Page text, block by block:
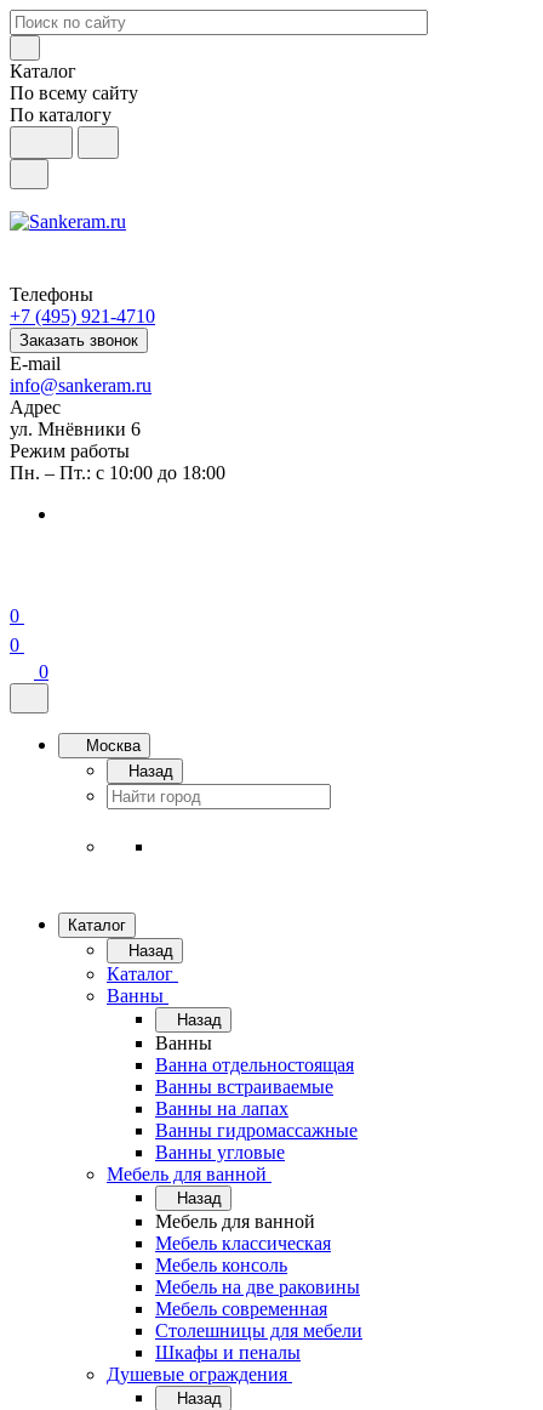
Каталог
По всему сайту
По каталогу
Телефоны
+7 (495) 921-4710
Заказать звонок
E-mail
info@sankeram.ru
Адрес
ул. Мнёвники 6
Режим работы
Пн. – Пт.: с 10:00 до 18:00
0
0
0
Москва
Назад
Каталог
Назад
Каталог
Ванны
Назад
Ванны
Ванна отдельностоящая
Ванны встраиваемые
Ванны на лапах
Ванны гидромассажные
Ванны угловые
Мебель для ванной
Назад
Мебель для ванной
Мебель классическая
Мебель консоль
Мебель на две раковины
Мебель современная
Столешницы для мебели
Шкафы и пеналы
Душевые ограждения
Назад